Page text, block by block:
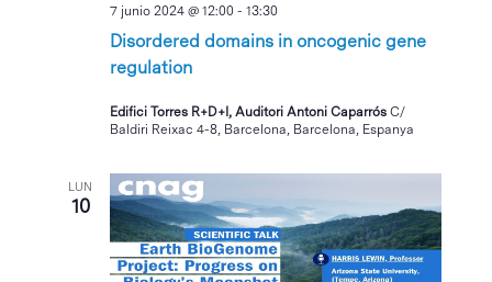
Disordered domains in oncogenic gene
regulation
7 junio 2024 @ 12:00 -13:30
Edifici Torres R+D+I, Auditori Antoni CaparrósC/
Baldiri Reixac 4-8, Barcelona, Barcelona, Espanya
LUN
10